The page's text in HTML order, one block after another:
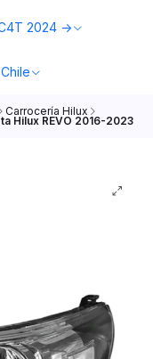
2024 ->
Carrocería Hilux
Hilux REVO 2016-2023